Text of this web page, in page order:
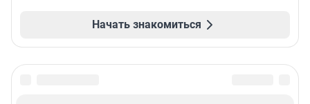
Начать знакомиться